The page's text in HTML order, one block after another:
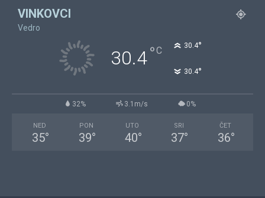
VINKOVCI
Vedro
30.4°C 30.4°
30.4°
32% 3.1m/s 0%
NED
35°
PON
39°
UTO
40°
SRI
37°
ČET
36°